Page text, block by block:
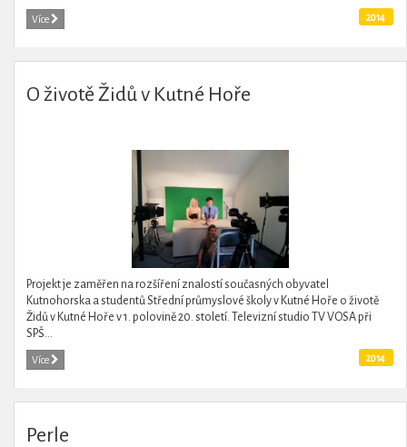
Více 2014
O životě Židů v Kutné Hoře
Projekt je zaměřen na rozšíření znalostí současných obyvatel
Kutnohorska a studentů Střední průmyslové školy v Kutné Hoře o životě
Židů v Kutné Hoře v 1. polovině 20. století. Televizní studio TV VOSA při
SPŠ...
Více 2014
Perle